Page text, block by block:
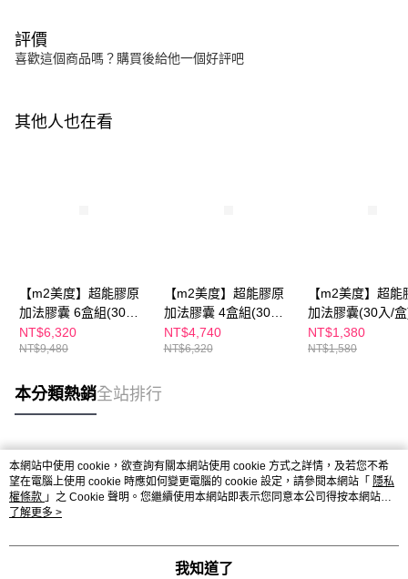
評價
喜歡這個商品嗎？購買後給他一個好評吧
其他人也在看
【m2美度】超能膠原
加法膠囊 6盒組(30入/
盒)
NT$6,320
NT$9,480
【m2美度】超能膠原
加法膠囊 4盒組(30入/
盒)
NT$4,740
NT$6,320
【m2美度】超能
加法膠囊(30入/
NT$1,380
NT$1,580
本分類熱銷全站排行
熱門標籤
本網站中使用 cookie，欲查詢有關本網站使用 cookie 方式之詳情，及若您不希
望在電腦上使用 cookie 時應如何變更電腦的 cookie 設定，請參閱本網站「 隱私
權條款 」之 Cookie 聲明。您繼續使用本網站即表示您同意本公司得按本網站使
用條款之 Cookie 聲明使用 cookie。
了解更多 >
我知道了